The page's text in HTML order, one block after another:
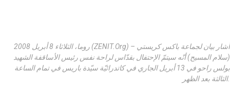
روما، الثلاثاء 8 أبريل 2008 (ZENIT.org) – أشار بيان لجماعة باكس كريستي
(سلام المسيح) أنّه سيتمّ الإحتفال بقدّاس لراحة نفس رئيس الأساقفة الشهيد
بولس راحو في 13 أبريل الجاري في كاتدرائيّة سيّدة باريس في تمام الساعة
الثالثة بعد الظهر.